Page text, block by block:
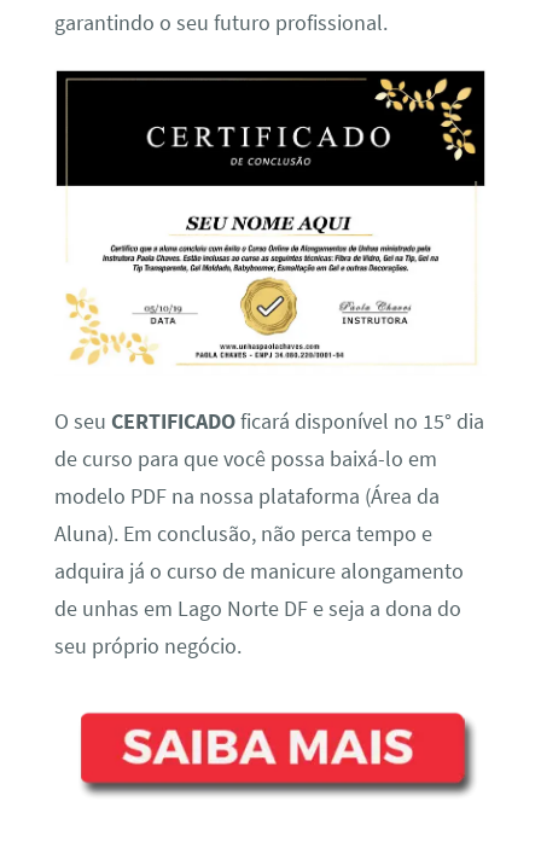
garantindo o seu futuro profissional.
O seu CERTIFICADOficará disponível no 15° dia
de curso para que você possa baixá-lo em
modelo PDF na nossa plataforma (Área da
Aluna). Em conclusão, não perca tempo e
adquira já o curso de manicure alongamento
de unhas em Lago Norte DF e seja a dona do
seu próprio negócio.